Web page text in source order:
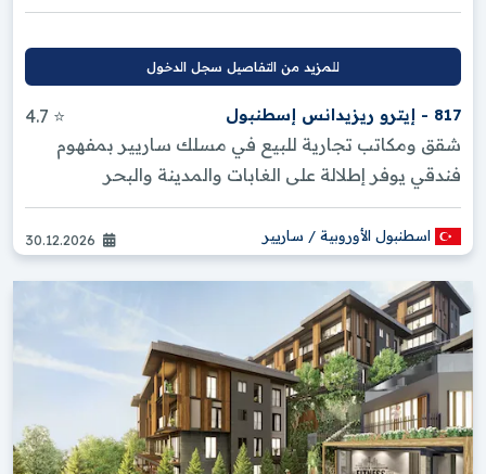
للمزيد من التفاصيل سجل الدخول
817 - إيترو ريزيدانس إسطنبول
⭐ 4.7
شقق ومكاتب تجارية للبيع في مسلك ساريير بمفهوم
فندقي يوفر إطلالة على الغابات والمدينة والبحر
اسطنبول الأوروبية / ساريير 30.12.2026